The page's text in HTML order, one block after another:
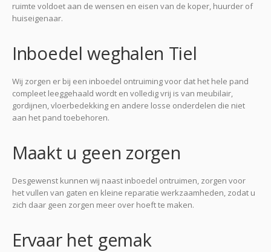
ruimte voldoet aan de wensen en eisen van de koper, huurder of
huiseigenaar.
Inboedel weghalen Tiel
Wij zorgen er bij een inboedel ontruiming voor dat het hele pand
compleet leeggehaald wordt en volledig vrij is van meubilair,
gordijnen, vloerbedekking en andere losse onderdelen die niet
aan het pand toebehoren.
Maakt u geen zorgen
Desgewenst kunnen wij naast inboedel ontruimen, zorgen voor
het vullen van gaten en kleine reparatie werkzaamheden, zodat u
zich daar geen zorgen meer over hoeft te maken.
Ervaar het gemak